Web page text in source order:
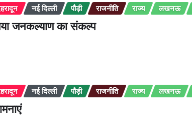
नई दिल्ली पौड़ी राजनीति राज्य लखनऊ
जनकल्याण का संकल्प
नई दिल्ली पौड़ी राजनीति राज्य लखनऊ